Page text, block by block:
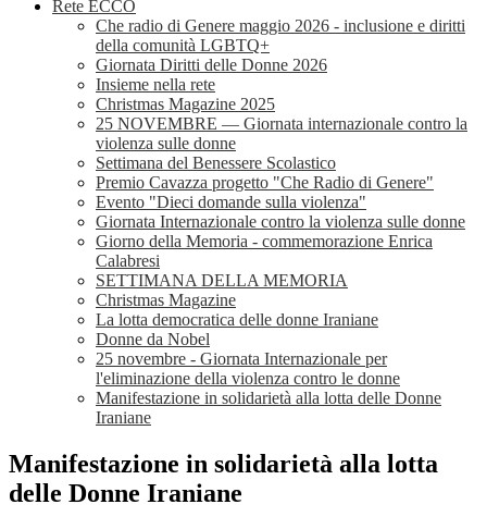
Rete ECCO
Che radio di Genere maggio 2026 - inclusione e diritti
della comunità LGBTQ+
Giornata Diritti delle Donne 2026
Insieme nella rete
Christmas Magazine 2025
25 NOVEMBRE — Giornata internazionale contro la
violenza sulle donne
Settimana del Benessere Scolastico
Premio Cavazza progetto "Che Radio di Genere"
Evento "Dieci domande sulla violenza"
Giornata Internazionale contro la violenza sulle donne
Giorno della Memoria - commemorazione Enrica
Calabresi
SETTIMANA DELLA MEMORIA
Christmas Magazine
La lotta democratica delle donne Iraniane
Donne da Nobel
25 novembre - Giornata Internazionale per
l'eliminazione della violenza contro le donne
Manifestazione in solidarietà alla lotta delle Donne
Iraniane
Manifestazione in solidarietà alla lotta
delle Donne Iraniane